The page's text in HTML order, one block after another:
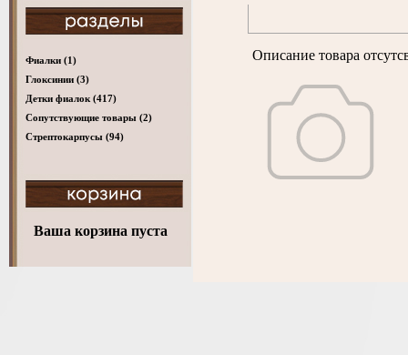
Фиалки (1)
Глоксинии (3)
Детки фиалок (417)
Cопутствующие товары (2)
Стрептокарпусы (94)
Ваша корзина пуста
Описание товара